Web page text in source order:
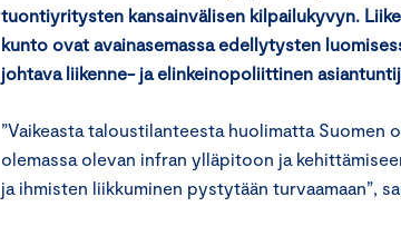
tuontiyritysten kansainvälisen kilpailukyvyn.
kunto ovat avainasemassa edellytysten
johtava liikenne- ja elinkeinopoliittinen
”Vaikeasta taloustilanteesta huolimatta Suomen
olemassa olevan infran ylläpitoon ja
ja ihmisten liikkuminen pystytään turvaamaan”,